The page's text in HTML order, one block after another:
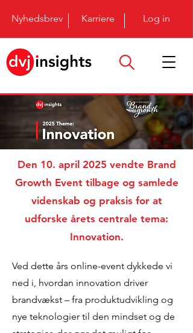
Nyhedsbrev Karriere Log in
Den 10. april 2025 vendte Brand
Growth Event tilbage og samlede
videnskab og praksis for at
udforske årets centrale tema:
Innovation.
Ved dette års online-event dykkede vi
ned i, hvordan innovation driver
brandvækst – fra produktudvikling og
nye teknologier til den mindset og de